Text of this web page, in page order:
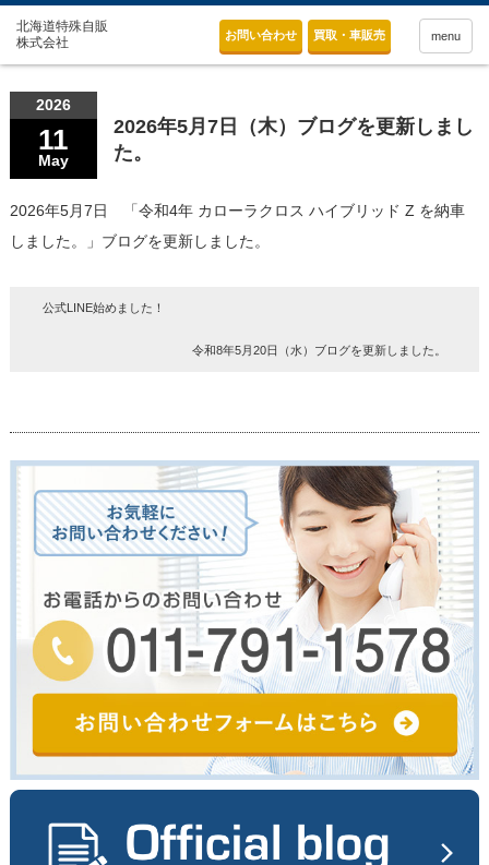
お問い合わせ 買取・車販売 menu
2026
11
May
2026年5月7日（木）ブログを更新しまし
た。
2026年5月7日 「令和4年 カローラクロス ハイブリッド Z を納車
しました。」ブログを更新しました。
公式LINE始めました！
令和8年5月20日（水）ブログを更新しました。